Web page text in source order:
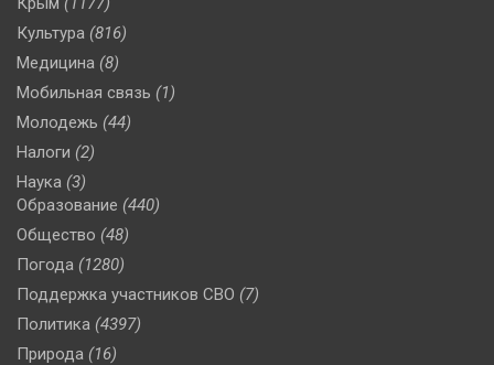
Культура (816)
Медицина (8)
Мобильная связь (1)
Молодежь (44)
Налоги (2)
Наука (3)
Образование (440)
Общество (48)
Погода (1280)
Поддержка участников СВО (7)
Политика (4397)
Природа (16)